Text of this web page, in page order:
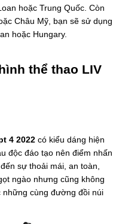
hoặc Trung Quốc. Còn
Châu Mỹ, bạn sẽ sử dụng
hoặc Hungary.
thể thao LIV
4 2022 có kiểu dáng hiện
độc đáo tạo nên điểm nhấn
sự thoải mái, an toàn,
ngào nhưng cũng không
những cùng đường đồi núi